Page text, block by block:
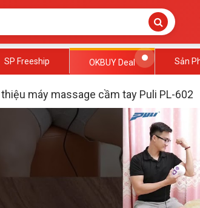
SP Freeship OKBUY Deal Sản
máy massage cầm tay Puli PL-602